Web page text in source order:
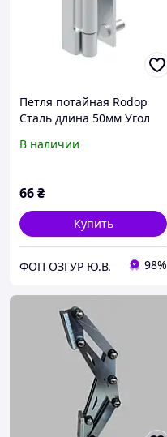
Петля потайная Rodop
Сталь длина 50мм Угол
(347) Метизы в комплекте
В наличии
66₴
Купить
ФОП ОЗГУР Ю.В. 98%